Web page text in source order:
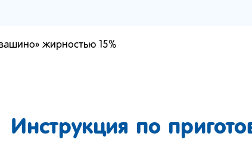
жирностью 15%
Инструкция по